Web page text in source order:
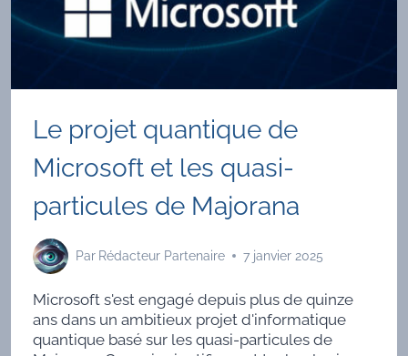
Le projet quantique de
Microsoft et les quasi-
particules de Majorana
Par Rédacteur Partenaire 7 janvier 2025
Microsoft s'est engagé depuis plus de quinze
ans dans un ambitieux projet d'informatique
quantique basé sur les quasi-particules de